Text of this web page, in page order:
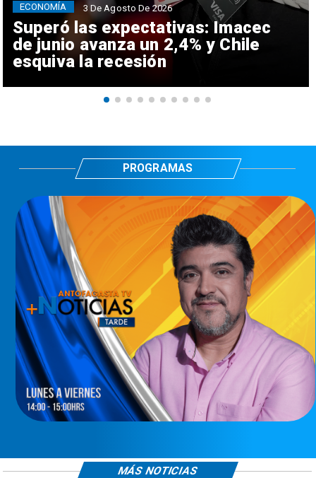
Superó las expectativas: Imacec
de junio avanza un 2,4% y Chile
esquiva la recesión
ECONOMÍA 3 De Agosto De 2026
PROGRAMAS
MÁS NOTICIAS